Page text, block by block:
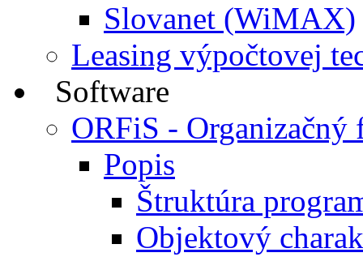
Slovanet (WiMAX)
Leasing výpočtovej
Software
ORFiS - Organizačný
Popis
Štruktúra
Objektový